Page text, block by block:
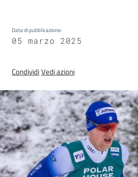
eventi
Atleti
Medagliere
Fiamme
Gialle
Data di pubblicazione:
05 marzo 2025
CondividiVedi azioni